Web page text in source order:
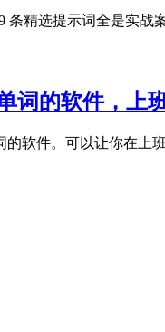
条精选提示词全是实战
词的软件，
的软件。可以让你在上